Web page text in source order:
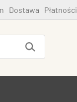
Dostawa Płatności